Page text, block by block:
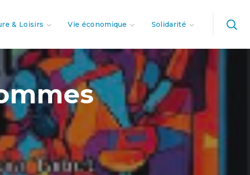
& Loisirs Vie économique Solidarité